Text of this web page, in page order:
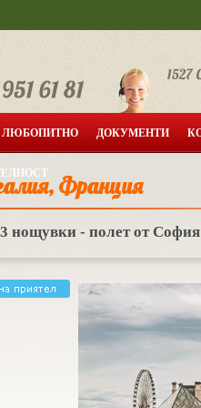
ЛЮБОПИТНО ДОКУМЕНТИ
Франция
- полет от София